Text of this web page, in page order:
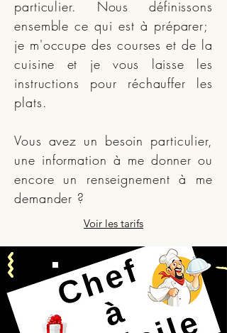
particulier. Nous définissons
ensemble ce qui est à préparer;
je m'occupe des courses et de la
cuisine et je vous laisse les
instructions pour réchauffer les
plats.
Vous avez un besoin particulier,
une information à me donner ou
encore un renseignement à me
demander ?
Voir les tarifs